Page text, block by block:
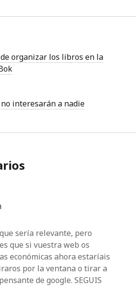
organizar los libros en la
no interesarán a nadie
sería relevante, pero
que si vuestra web os
económicas ahora estaríais
por la ventana o tirar a
de google. SEGUIS